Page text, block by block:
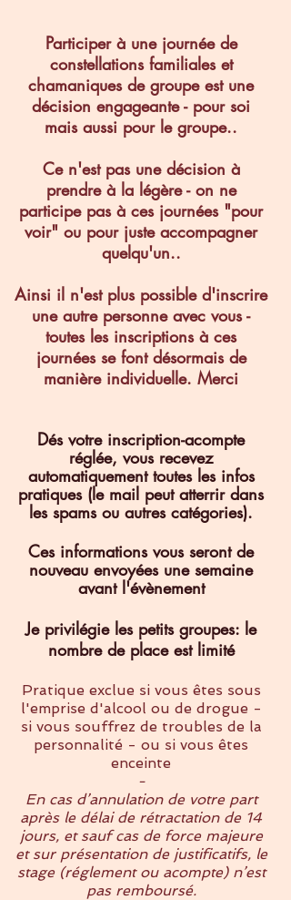
Participer à une journée de
constellations familiales et
chamaniques de groupe est une
décision engageante - pour soi
mais aussi pour le groupe..
Ce n'est pas une décision à
prendre à la légère - on ne
participe pas à ces journées "pour
voir" ou pour juste accompagner
quelqu'un..
Ainsi il n'est p​lus possible d'inscrire
une autre personne avec vous -
toutes les inscriptions à ces
journées se font ​désormais de
manière individuelle. Merci
Dés votre inscription-acompte
réglée, vous recevez
automatiquement toutes les infos
pratiques (lemail peut atterrir dans
les spams ou autres catégories).
Ces informations vous seront de
nouveau envoyées une semaine
avant l'évènement
Je privilégie les petits groupes: le
nombre de place est limité
Pratique exclue si vous êtes sous
l'emprise d'alcool ou de drogue -
si vous souffrez de troubles de la
personnalité - ou si vous êtes
enceinte
-
En cas d’annulation de votre part
après le délai de rétractation de 14
jours, et sauf cas de force majeure
et sur présentation de justificatifs, le
stage (réglement ou acompte) n’est
pas remboursé.